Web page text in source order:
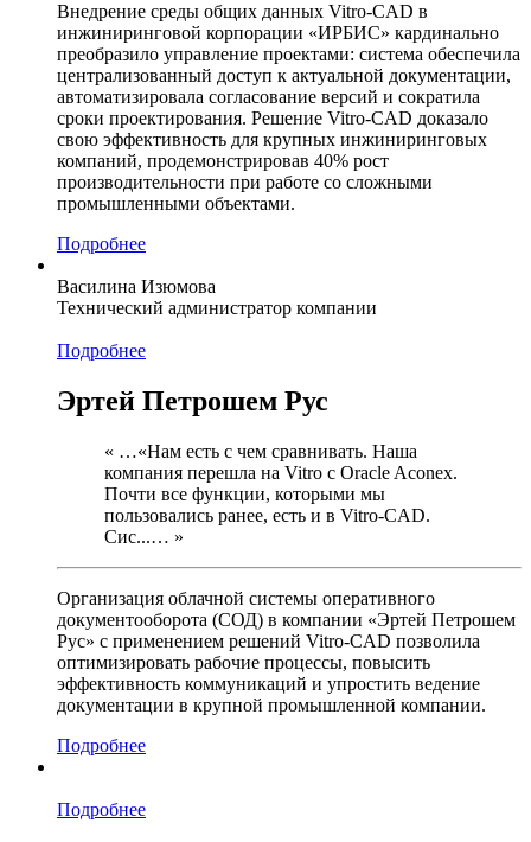
Внедрение среды общих данных Vitro-CAD в
инжиниринговой корпорации «ИРБИС» кардинально
преобразило управление проектами: система обеспечила
централизованный доступ к актуальной документации,
автоматизировала согласование версий и сократила
сроки проектирования. Решение Vitro-CAD доказало
свою эффективность для крупных инжиниринговых
компаний, продемонстрировав 40% рост
производительности при работе со сложными
промышленными объектами.
Подробнее
Василина Изюмова
Технический администратор компании
Подробнее
Эртей Петрошем Рус
« …«Нам есть с чем сравнивать. Наша
компания перешла на Vitro с Oracle Aconex.
Почти все функции, которыми мы
пользовались ранее, есть и в Vitro-CAD.
Сис...… »
Организация облачной системы оперативного
документооборота (СОД) в компании «Эртей Петрошем
Рус» с применением решений Vitro-CAD позволила
оптимизировать рабочие процессы, повысить
эффективность коммуникаций и упростить ведение
документации в крупной промышленной компании.
Подробнее
Подробнее